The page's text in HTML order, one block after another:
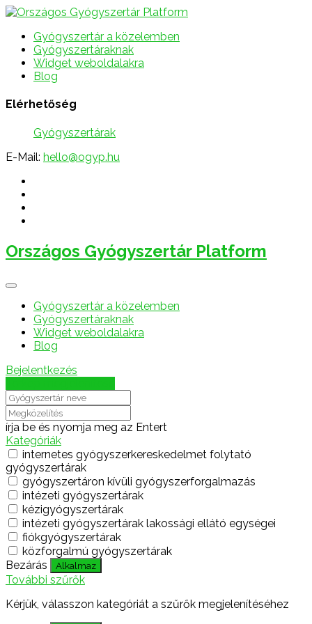
Gyógyszertár a közelemben
Gyógyszertáraknak
Widget weboldalakra
Blog
Elérhetőség
Gyógyszertárak
E-Mail: hello@ogyp.hu
Országos Gyógyszertár Platform
Gyógyszertár a közelemben
Gyógyszertáraknak
Widget weboldalakra
Blog
Bejelentkezés
írja be és nyomja meg az Entert
Kategóriák
internetes gyógyszerkereskedelmet folytató
gyógyszertárak
gyógyszertáron kívüli gyógyszerforgalmazás
intézeti gyógyszertárak
kézigyógyszertárak
intézeti gyógyszertárak lakossági ellátó egységei
fiókgyógyszertárak
közforgalmú gyógyszertárak
Bezárás
Alkalmaz
További szűrők
Kérjük, válasszon kategóriát a szűrők megjelenítéséhez